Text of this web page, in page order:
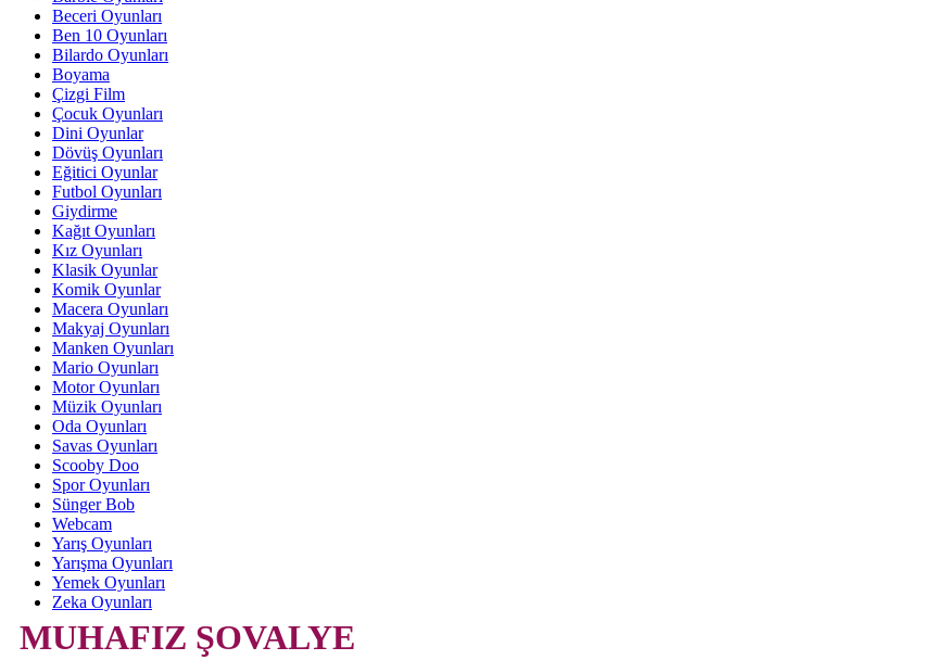
Beceri Oyunları
Ben 10 Oyunları
Bilardo Oyunları
Boyama
Çizgi Film
Çocuk Oyunları
Dini Oyunlar
Dövüş Oyunları
Eğitici Oyunlar
Futbol Oyunları
Giydirme
Kağıt Oyunları
Kız Oyunları
Klasik Oyunlar
Komik Oyunlar
Macera Oyunları
Makyaj Oyunları
Manken Oyunları
Mario Oyunları
Motor Oyunları
Müzik Oyunları
Oda Oyunları
Savas Oyunları
Scooby Doo
Spor Oyunları
Sünger Bob
Webcam
Yarış Oyunları
Yarışma Oyunları
Yemek Oyunları
Zeka Oyunları
MUHAFIZ ŞOVALYE